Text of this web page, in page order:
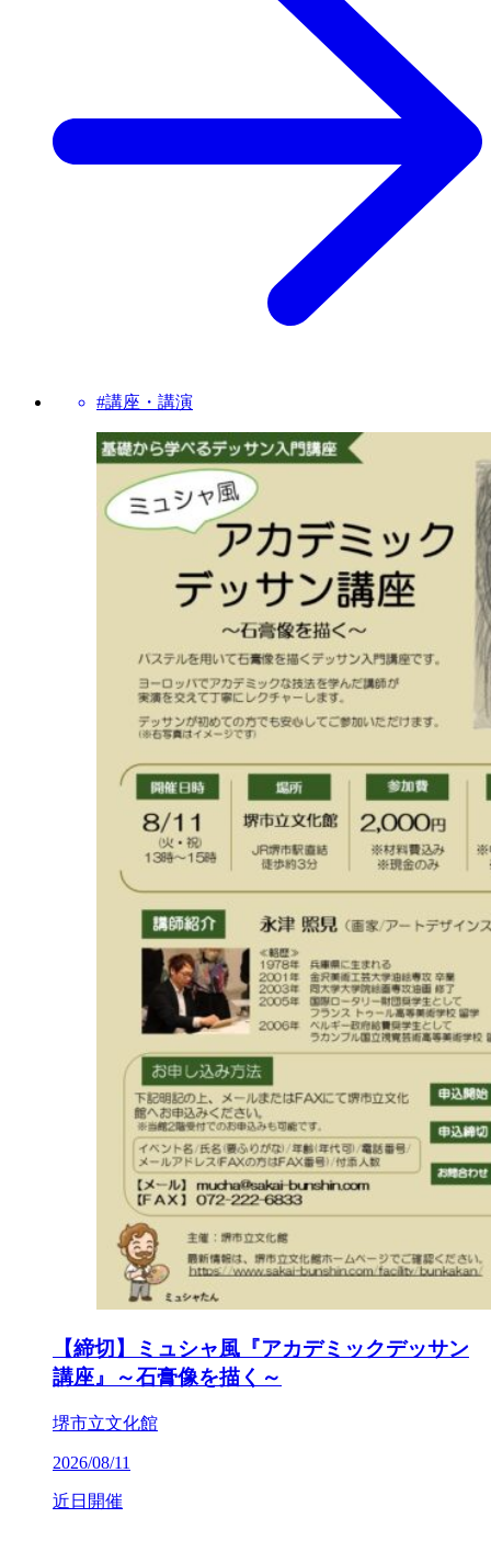
#講座・講演
【締切】ミュシャ風『アカデミックデッサン
講座』～石膏像を描く～
堺市立文化館
2026/08/11
近日開催